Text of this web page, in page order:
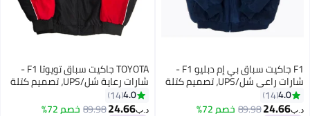
7
F1 جاكيت سباق بي إم دبليو F1 -
شارات راعي شل/UPS، تصميم كتلة
الألوان، شعار مطرّز، تصميم بسحاب
كامل، معطف موضة رياضية
4.0
14
د.ب‏ 24.66
89.98 خصم 72% 7
TOYOTA جاكيت سباق تويوتا F1 -
شارات رعاية شل/UPS، تصميم كتلة
الألوان، شعار مطرّز، تصميم بسحاب
كامل، معطف موضة رياضية
4.0
14
د.ب‏ 24.66
89.98 خصم 72%